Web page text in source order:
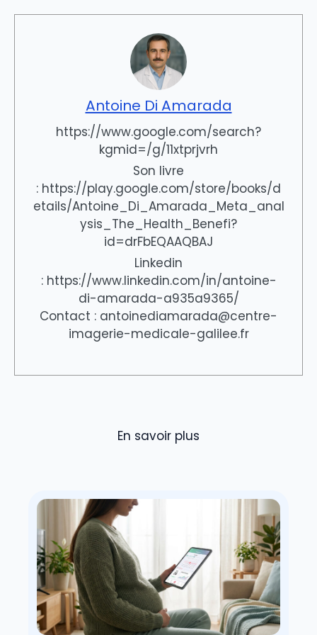
Antoine Di Amarada
https://www.google.com/search?
kgmid=/g/11xtprjvrh
Son livre
: https://play.google.com/store/books/d
etails/Antoine_Di_Amarada_Meta_anal
ysis_The_Health_Benefi?
id=drFbEQAAQBAJ
Linkedin
: https://www.linkedin.com/in/antoine-
di-amarada-a935a9365/
Contact : antoinediamarada@centre-
imagerie-medicale-galilee.fr
En savoir plus